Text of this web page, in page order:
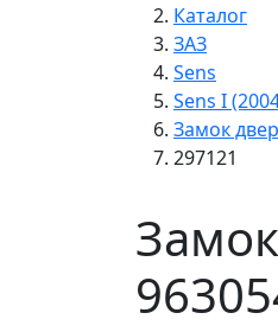
Каталог
ЗАЗ
Sens
Sens I
Замок
297121